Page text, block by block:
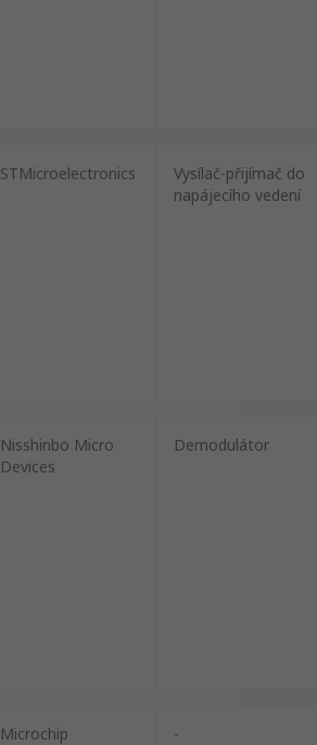
STMicroelectronics
Vysílač-přijímač do
napájecího vedení
Nisshinbo Micro
Devices
Demodulátor
Microchip -